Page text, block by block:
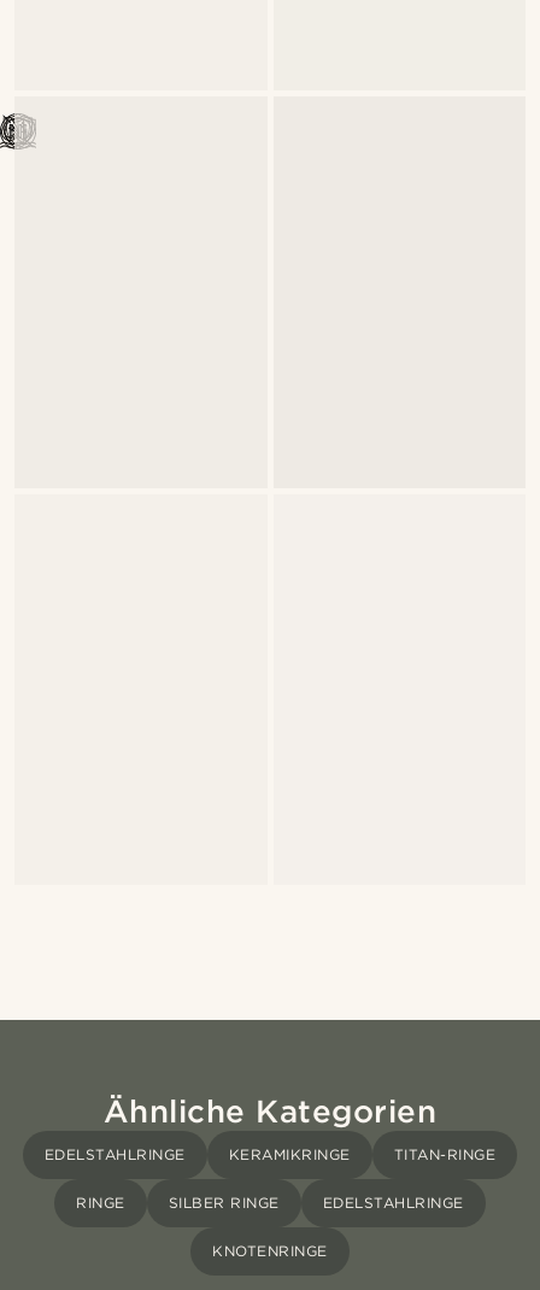
Ähnliche Kategorien
EDELSTAHLRINGE KERAMIKRINGE TITAN-RINGE
RINGE SILBER RINGE EDELSTAHLRINGE
KNOTENRINGE